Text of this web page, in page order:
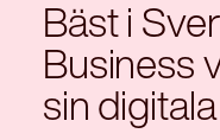
Bäst i
Business
sin